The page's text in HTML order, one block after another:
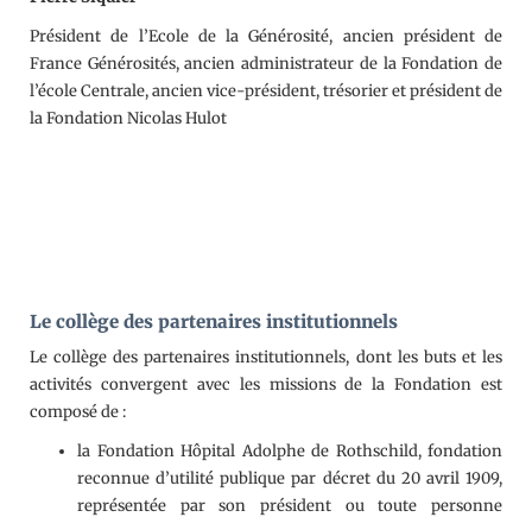
Président de l’Ecole de la Générosité, ancien président de
France Générosités, ancien administrateur de la Fondation de
l’école Centrale, ancien vice-président, trésorier et président de
la Fondation Nicolas Hulot
Le collège des partenaires institutionnels
Le collège des partenaires institutionnels, dont les buts et les
activités convergent avec les missions de la Fondation est
composé de :
la Fondation Hôpital Adolphe de Rothschild, fondation
reconnue d’utilité publique par décret du 20 avril 1909,
représentée par son président ou toute personne